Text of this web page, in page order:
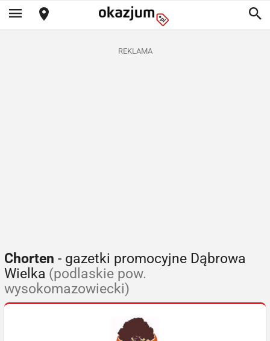
REKLAMA
Chorten - gazetki promocyjne Dąbrowa
Wielka (podlaskie pow.
wysokomazowiecki)